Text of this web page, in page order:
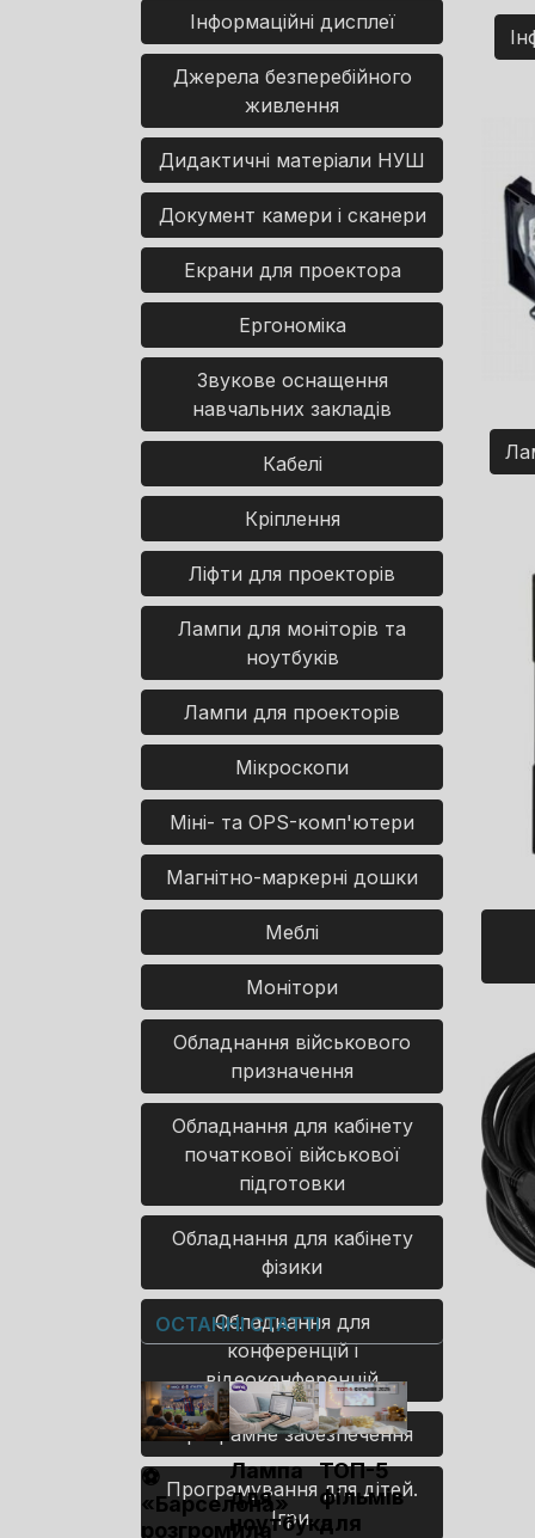
Інформаційні дисплеї
Джерела безперебійного
живлення
Дидактичні матеріали НУШ
Документ камери і сканери
Екрани для проектора
Ергономіка
Звукове оснащення
навчальних закладів
Кабелі
Кріплення
Ліфти для проекторів
Лампи для моніторів та
ноутбуків
Лампи для проекторів
Мікроскопи
Міні- та OPS-комп'ютери
Магнітно-маркерні дошки
Меблі
Монітори
Обладнання військового
призначення
Обладнання для кабінету
початкової військової
підготовки
Обладнання для кабінету
фізики
Обладнання для
конференцій і
відеоконференцій
Програмне забезпечення
Програмування для дітей.
Ігри.
ОСТАННІ СТАТТІ
⚽
«Барселона»
розгромила
Лампа
для
ноутбука
ТОП-5
фільмів
для